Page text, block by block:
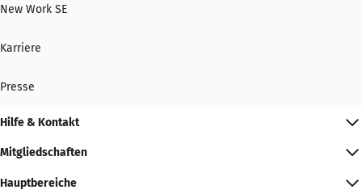
New Work SE
Karriere
Presse
Hilfe & Kontakt
Mitgliedschaften
Hauptbereiche